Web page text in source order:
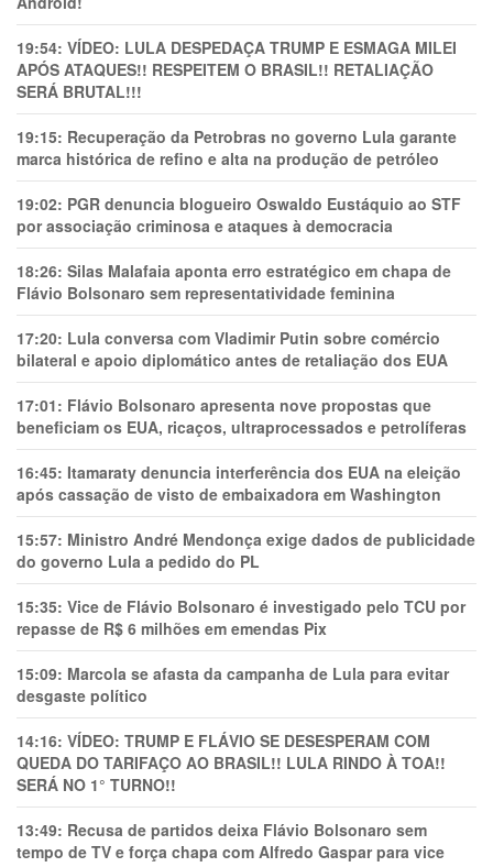
19:54: VÍDEO: LULA DESPEDAÇA TRUMP E ESMAGA MILEI
APÓS ATAQUES!! RESPEITEM O BRASIL!! RETALIAÇÃO
SERÁ BRUTAL!!!
19:15: Recuperação da Petrobras no governo Lula garante
marca histórica de refino e alta na produção de petróleo
19:02: PGR denuncia blogueiro Oswaldo Eustáquio ao STF
por associação criminosa e ataques à democracia
18:26: Silas Malafaia aponta erro estratégico em chapa de
Flávio Bolsonaro sem representatividade feminina
17:20: Lula conversa com Vladimir Putin sobre comércio
bilateral e apoio diplomático antes de retaliação dos EUA
17:01: Flávio Bolsonaro apresenta nove propostas que
beneficiam os EUA, ricaços, ultraprocessados e petrolíferas
16:45: Itamaraty denuncia interferência dos EUA na eleição
após cassação de visto de embaixadora em Washington
15:57: Ministro André Mendonça exige dados de publicidade
do governo Lula a pedido do PL
15:35: Vice de Flávio Bolsonaro é investigado pelo TCU por
repasse de R$ 6 milhões em emendas Pix
15:09: Marcola se afasta da campanha de Lula para evitar
desgaste político
14:16: VÍDEO: TRUMP E FLÁVIO SE DESESPERAM COM
QUEDA DO TARIFAÇO AO BRASIL!! LULA RINDO À TOA!!
SERÁ NO 1° TURNO!!
13:49: Recusa de partidos deixa Flávio Bolsonaro sem
tempo de TV e força chapa com Alfredo Gaspar para vice